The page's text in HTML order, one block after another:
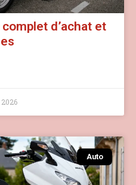
d’achat et
Auto